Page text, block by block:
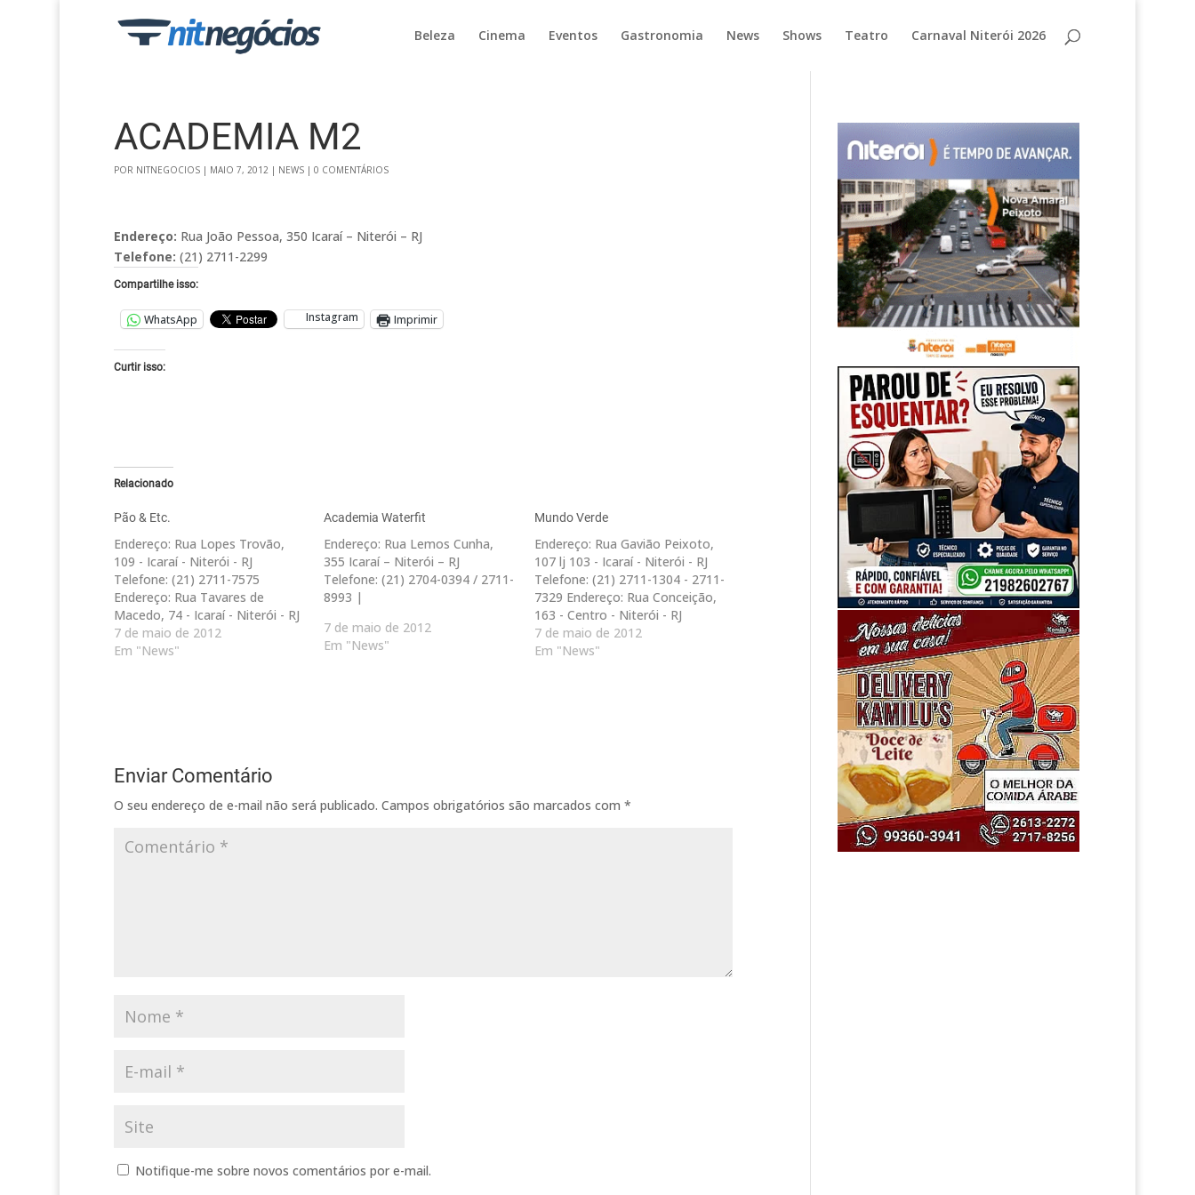
Beleza Cinema Eventos Gastronomia News Shows Teatro Carnaval Niterói 2026
ACADEMIA M2
POR NITNEGOCIOS| MAIO 7, 2012| NEWS| 0 COMENTÁRIOS
Endereço: Rua João Pessoa, 350 Icaraí – Niterói – RJ
Telefone: (21) 2711-2299
Compartilhe isso:
WhatsApp Instagram Imprimir
Curtir isso:
Relacionado
Pão & Etc.
Endereço: Rua Lopes Trovão,
109 - Icaraí - Niterói - RJ
Telefone: (21) 2711-7575
Endereço: Rua Tavares de
Macedo, 74 - Icaraí - Niterói - RJ
Telefone: (21) 2620-6646
Endereço: Rua João Pessoa, 137
7 de maio de 2012
Em "News"
Academia Waterfit
Endereço: Rua Lemos Cunha,
355 Icaraí – Niterói – RJ
Telefone: (21) 2704-0394 / 2711-
8993 |
7 de maio de 2012
Em "News"
Mundo Verde
Endereço: Rua Gavião Peixoto,
107 lj 103 - Icaraí - Niterói - RJ
Telefone: (21) 2711-1304 - 2711-
7329 Endereço: Rua Conceição,
163 - Centro - Niterói - RJ
Telefone: (21) 2618-0580 / 2618-
0575 Endereço: Rua Paulo Alves,
7 de maio de 2012
Em "News"
Enviar Comentário
O seu endereço de e-mail não será publicado. Campos obrigatórios são marcados com *
Notifique-me sobre novos comentários por e-mail.